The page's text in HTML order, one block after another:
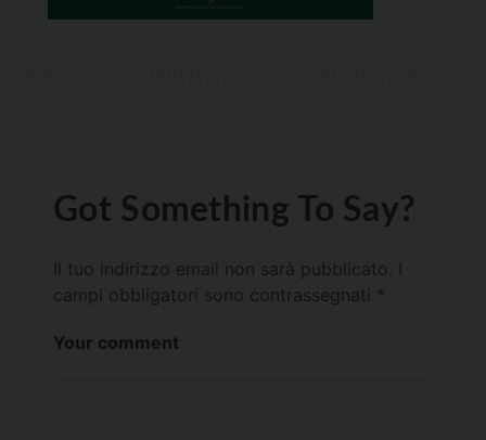
Got Something To Say?
Il tuo indirizzo email non sarà pubblicato.
campi obbligatori sono contrassegnati *
Your comment